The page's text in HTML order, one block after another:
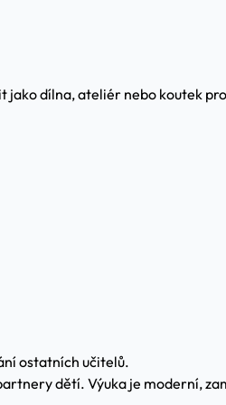
dílna, ateliér nebo koutek
ostatních učitelů.
dětí. Výuka je moderní,